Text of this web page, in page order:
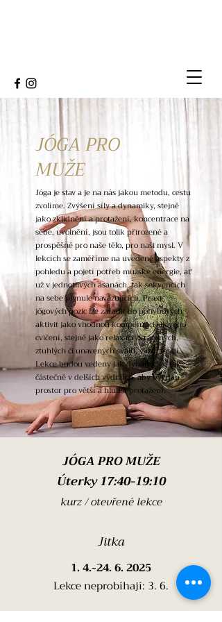
JÓGA PRO
MUŽE
Jóga je stav a je na nás jakou metodu, cestu
zvolíme. Zvýšení síly a dynamiky, stejně
jako zklidnění a protažení, koncentrace na
sebe, uvolnění, jsou tolik přirozené a
prospěšné pro naše tělo, pro naši mysl. V
lekcích se zaměříme na uvedené aspekty z
pohledu a pojetí potřeb mužské energie, ať
už v jednotlivých ásanách, tak sekvencích
na sebe plynule navazujících. Praxi
jógových pozic lze zařadit do pohybových
aktivit jako vhodnou kompenzaci silového
cvičení, stejně jako relaxaci zkrácených,
ztuhlých či unavených svalů, vazů, fascií.
Lekce budou vedeny jak dynamicky, tak
částečně v delších výdržích, aby byl dán
prostor pro větší a hlubší protažení.
JÓGA PRO MUŽE
Úterky 17:40-19:10
kurz / otevřené lekce
Jitka
1. 4.-24. 6. 2025
​Lekce neprobíhají: 3. 6.